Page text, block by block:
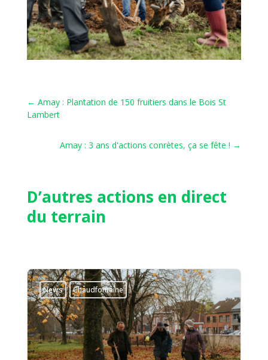
← Amay : Plantation de 150 fruitiers dans le Bois St
Lambert
Amay : 3 ans d'actions conrètes, ça se fête ! →
D’autres actions en direct
du terrain
News Chaudfontaine